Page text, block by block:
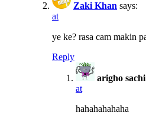
Zaki Khan says:
at
ye ke? rasa cam makin
Reply
arigho sachi
at
hahahahahaha